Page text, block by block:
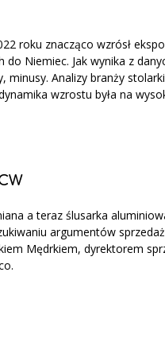
roku znacząco wzrósł
Niemiec. Jak wynika z
minusy. Analizy branży
wzrostu była na
a teraz ślusarka
argumentów
Mędrkiem, dyrektorem